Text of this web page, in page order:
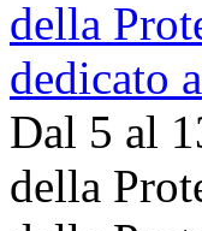
Dal 5 al
della